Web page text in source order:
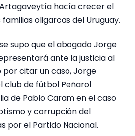
hacía crecer el
oligarcas del Uruguay.
supo que el abogado Jorge
ante la justicia al
por citar un caso, Jorge
club de fútbol Peñarol
de Pablo Caram en el caso
y corrupción del
por el Partido Nacional.